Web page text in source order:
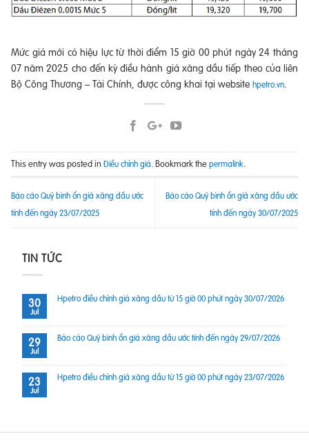
TIN TỨC
30
Jul
Hpetro điều chỉnh giá xăng dầu từ 15 giờ 00 phút ngày 30/07/2026
29
Jul
Báo cáo Quỹ bình ổn giá xăng dầu ước tính đến ngày 29/07/2026
23
Jul
Hpetro điều chỉnh giá xăng dầu từ 15 giờ 00 phút ngày 23/07/2026
Mức giá mới có hiệu lực từ thời điểm 15 giờ 00 phút ngày 24 tháng
07 năm 2025 cho đến kỳ điều hành giá xăng dầu tiếp theo của liên
Bộ Công Thương – Tài Chính, được công khai tại website hpetro.vn.
This entry was posted inĐiều chỉnh giá. Bookmark thepermalink.
Báo cáo Quỹ bình ổn giá xăng dầu ước
tính đến ngày 23/07/2025
Báo cáo Quỹ bình ổn giá xăng dầu ước
tính đến ngày 30/07/2025